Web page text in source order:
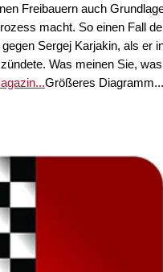
Freibauern auch
macht. So einen Fall
Sergej Karjakin, als er
Was meinen Sie,
Größeres Diagramm...